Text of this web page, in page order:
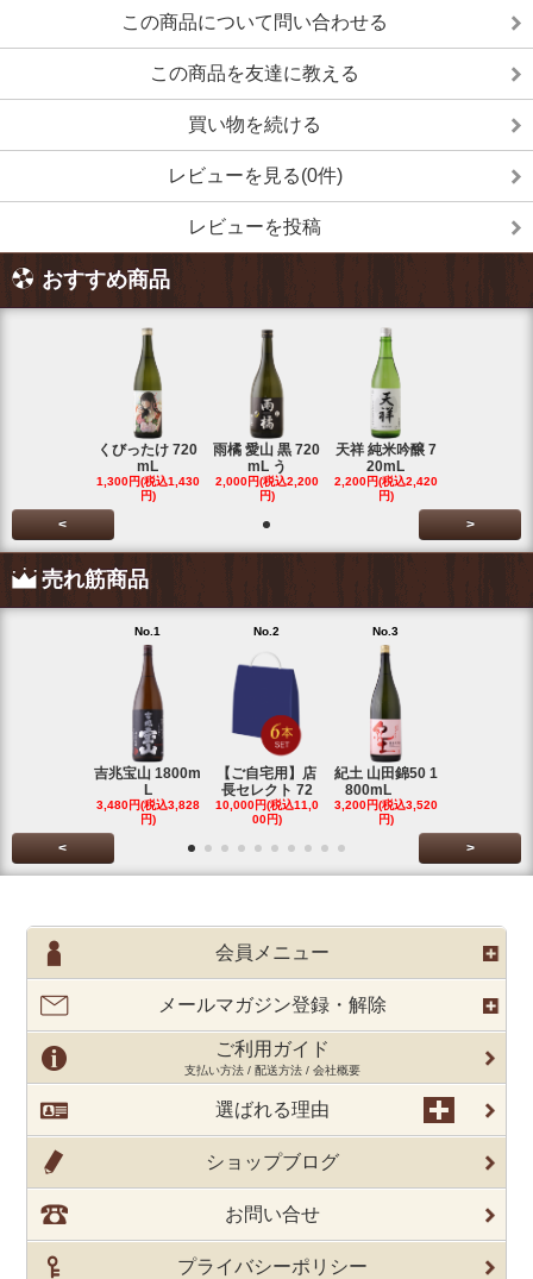
この商品について問い合わせる
この商品を友達に教える
買い物を続ける
レビューを見る(0件)
レビューを投稿
おすすめ商品
くびったけ 720
mL
1,300円(税込1,430
円)
雨橘 愛山 黒 720
mL う
2,000円(税込2,200
円)
天祥 純米吟醸 7
20mL
2,200円(税込2,420
円)
< >
売れ筋商品
No.1
吉兆宝山 1800m
L
3,480円(税込3,828
円)
No.2
【ご自宅用】店
長セレクト 72
10,000円(税込11,0
00円)
No.3
紀土 山田錦50 1
800mL
3,200円(税込3,520
円)
< >
会員メニュー
メールマガジン登録・解除
ご利用ガイド
支払い方法 / 配送方法 / 会社概要
選ばれる理由
ショップブログ
お問い合せ
プライバシーポリシー